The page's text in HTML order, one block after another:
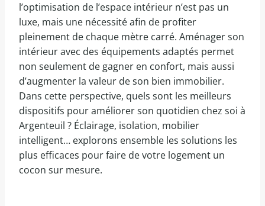
l’optimisation de l’espace intérieur n’est pas un
luxe, mais une nécessité afin de profiter
pleinement de chaque mètre carré. Aménager son
intérieur avec des équipements adaptés permet
non seulement de gagner en confort, mais aussi
d’augmenter la valeur de son bien immobilier.
Dans cette perspective, quels sont les meilleurs
dispositifs pour améliorer son quotidien chez soi à
Argenteuil ? Éclairage, isolation, mobilier
intelligent… explorons ensemble les solutions les
plus efficaces pour faire de votre logement un
cocon sur mesure.